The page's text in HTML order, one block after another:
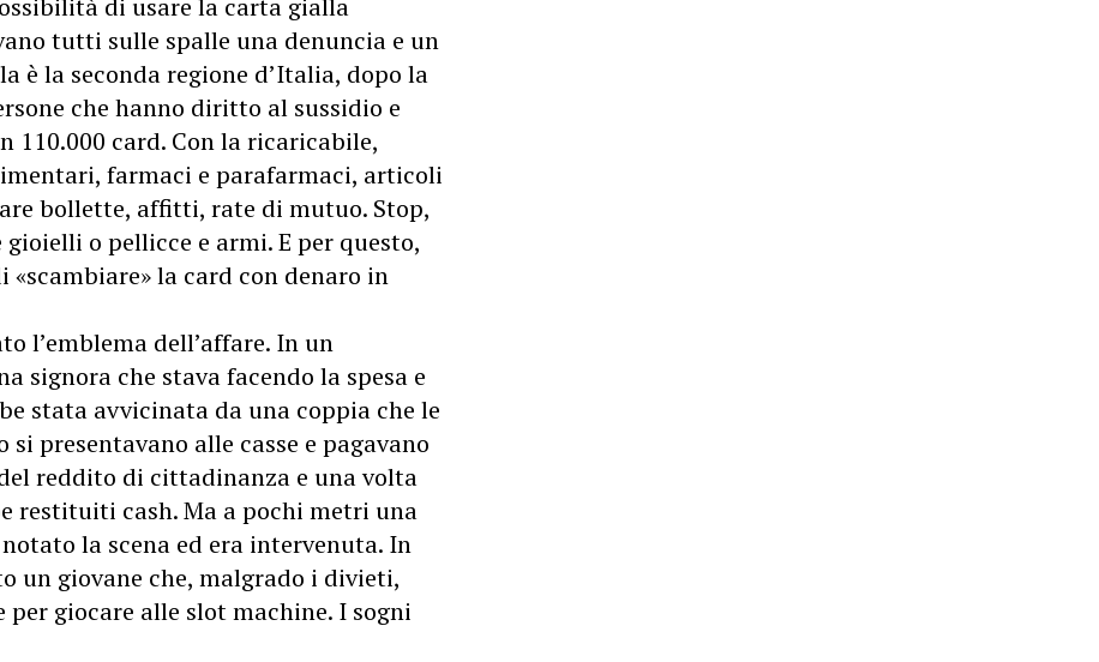
di usare la carta gialla
tutti sulle spalle una denuncia e un
è la seconda regione d’Italia, dopo la
che hanno diritto al sussidio e
110.000 card. Con la ricaricabile,
farmaci e parafarmaci, articoli
bollette, affitti, rate di mutuo. Stop,
o pellicce e armi. E per questo,
«scambiare» la card con denaro in
l’emblema dell’affare. In un
signora che stava facendo la spesa e
stata avvicinata da una coppia che le
presentavano alle casse e pagavano
reddito di cittadinanza e una volta
restituiti cash. Ma a pochi metri una
la scena ed era intervenuta. In
un giovane che, malgrado i divieti,
giocare alle slot machine. I sogni